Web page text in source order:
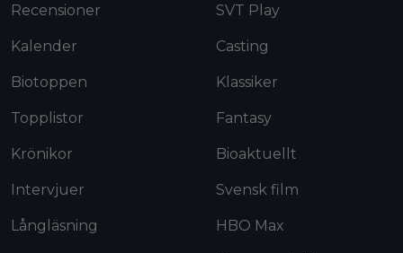
Recensioner
Kalender
Biotoppen
Topplistor
Krönikor
Intervjuer
Långläsning
SVT Play
Casting
Klassiker
Fantasy
Bioaktuellt
Svensk film
HBO Max